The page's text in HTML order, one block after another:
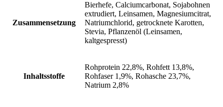
Zusammensetzung
Bierhefe, Calciumcarbonat, Sojabohnen
extrudiert, Leinsamen, Magnesiumcitrat,
Natriumchlorid, getrocknete Karotten,
Stevia, Pflanzenöl (Leinsamen,
kaltgespresst)
Inhaltsstoffe
Rohprotein 22,8%, Rohfett 13,8%,
Rohfaser 1,9%, Rohasche 23,7%,
Natrium 2,8%